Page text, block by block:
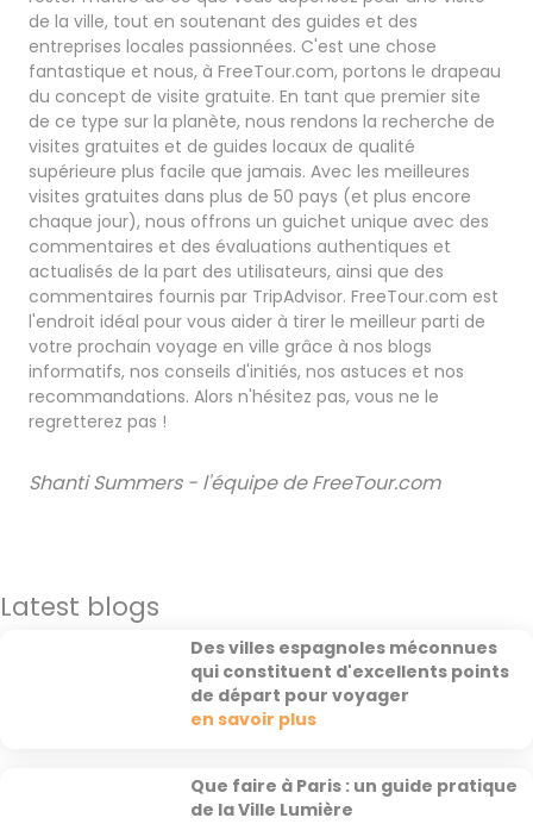
de la ville, tout en soutenant des guides et des
entreprises locales passionnées. C'est une chose
fantastique et nous, à FreeTour.com, portons le drapeau
du concept de visite gratuite. En tant que premier site
de ce type sur la planète, nous rendons la recherche de
visites gratuites et de guides locaux de qualité
supérieure plus facile que jamais. Avec les meilleures
visites gratuites dans plus de 50 pays (et plus encore
chaque jour), nous offrons un guichet unique avec des
commentaires et des évaluations authentiques et
actualisés de la part des utilisateurs, ainsi que des
commentaires fournis par TripAdvisor. FreeTour.com est
l'endroit idéal pour vous aider à tirer le meilleur parti de
votre prochain voyage en ville grâce à nos blogs
informatifs, nos conseils d'initiés, nos astuces et nos
recommandations. Alors n'hésitez pas, vous ne le
regretterez pas !
Shanti Summers - l'équipe de FreeTour.com
Latest blogs
Des villes espagnoles méconnues
qui constituent d'excellents points
de départ pour voyager
en savoir plus
Que faire à Paris : un guide pratique
de la Ville Lumière